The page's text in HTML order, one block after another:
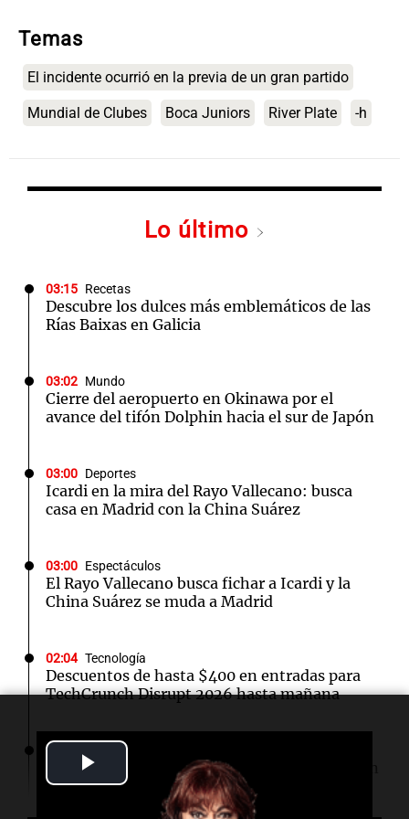
Video
Temas
El incidente ocurrió en la previa de un gran partido
Mundial de Clubes Boca Juniors River Plate -h
Lo último
03:15 Recetas
Descubre los dulces más emblemáticos de las
Rías Baixas en Galicia
03:02 Mundo
Cierre del aeropuerto en Okinawa por el
avance del tifón Dolphin hacia el sur de Japón
03:00 Deportes
Icardi en la mira del Rayo Vallecano: busca
casa en Madrid con la China Suárez
03:00 Espectáculos
El Rayo Vallecano busca fichar a Icardi y la
China Suárez se muda a Madrid
02:04 Tecnología
Descuentos de hasta $400 en entradas para
TechCrunch Disrupt 2026 hasta mañana
02:03 Tecnología
Vogue World se trasladará a San Francisco: un
guiño a la fusión entre tecnología y moda